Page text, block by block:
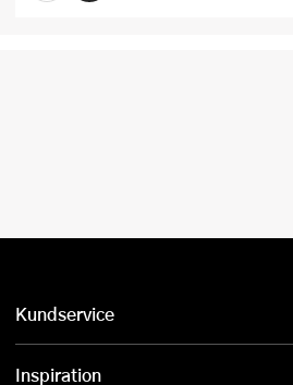
Kundservice
Inspiration